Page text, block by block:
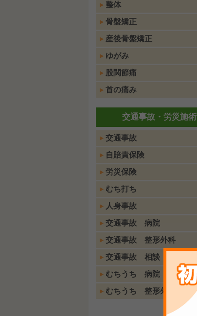
整体
骨盤矯正
産後骨盤矯正
ゆがみ
股関節痛
首の痛み
交通事故・労災施術
交通事故
自賠責保険
労災保険
むち打ち
人身事故
交通事故 病院
交通事故 整形外科
交通事故 相談
むちうち 病院
むちうち 整形外科